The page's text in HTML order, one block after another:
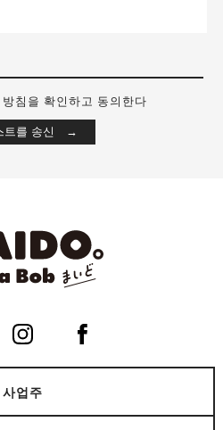
침을 확인하고 동의한다
사업주